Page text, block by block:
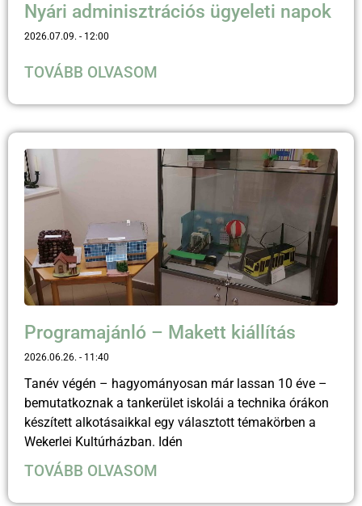
Nyári adminisztrációs ügyeleti napok
2026.07.09. 12:00
TOVÁBB OLVASOM
Programajánló – Makett kiállítás
2026.06.26. 11:40
Tanév végén – hagyományosan már lassan 10 éve –
bemutatkoznak a tankerület iskolái a technika órákon
készített alkotásaikkal egy választott témakörben a
Wekerlei Kultúrházban. Idén
TOVÁBB OLVASOM